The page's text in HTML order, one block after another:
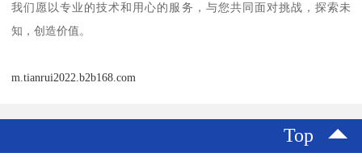
我们愿以专业的技术和用心的服务，与您共同面对挑战，探索未
知，创造价值。
m.tianrui2022.b2b168.com
Top